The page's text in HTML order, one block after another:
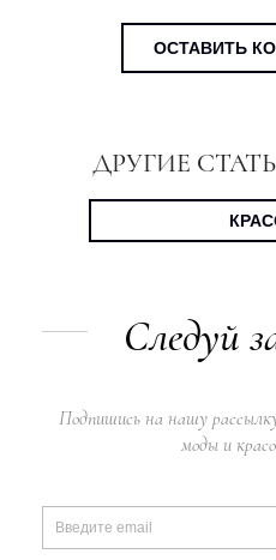
ОСТАВИТЬ
ДРУГИЕ
Следуй
Подпишись на нашу
моды и